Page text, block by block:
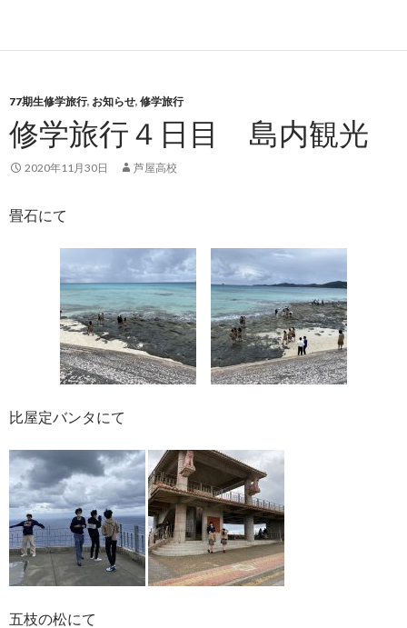
77期生修学旅行, お知らせ, 修学旅行
修学旅行４日目 島内観光
2020年11月30日 芦屋高校
畳石にて
比屋定バンタにて
五枝の松にて